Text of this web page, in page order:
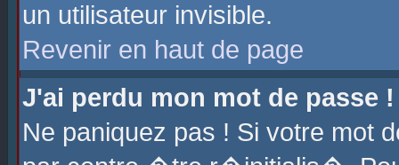
un utilisateur invisible.
Revenir en haut de page
J'ai perdu mon mot de passe !
Ne paniquez pas ! Si votre